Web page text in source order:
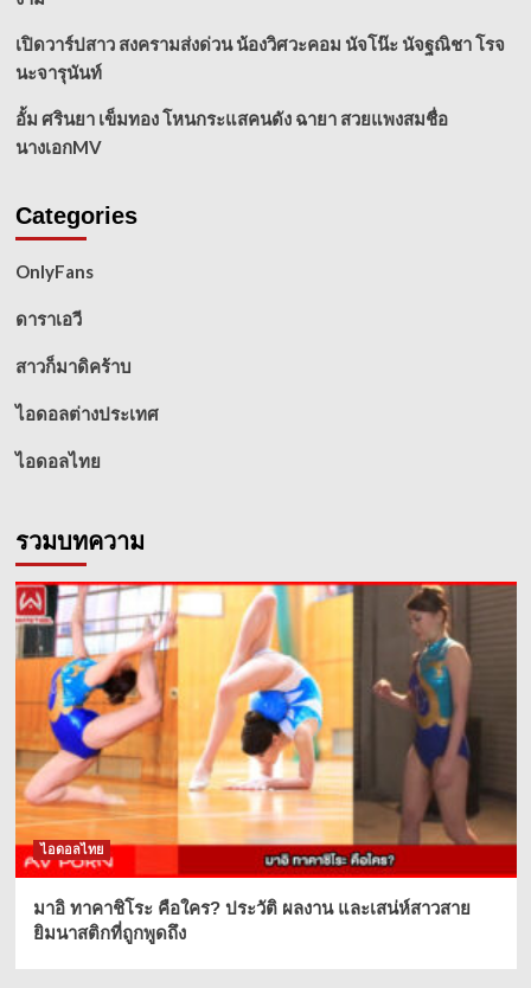
เปิดวาร์ปสาว สงครามส่งด่วน น้องวิศวะคอม นัจโน๊ะ นัจฐณิชา โรจ
นะจารุนันท์
อั้ม ศรินยา เข็มทอง โหนกระแสคนดัง ฉายา สวยแพงสมชื่อ
นางเอกMV
Categories
OnlyFans
ดาราเอวี
สาวก็มาดิคร้าบ
ไอดอลต่างประเทศ
ไอดอลไทย
รวมบทความ
ไอดอลไทย
มาอิ ทาคาชิโระ คือใคร? ประวัติ ผลงาน และเสน่ห์สาวสาย
ยิมนาสติกที่ถูกพูดถึง